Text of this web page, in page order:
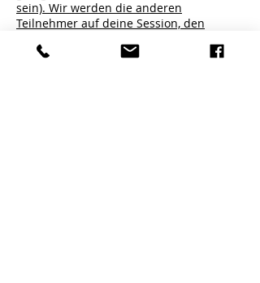
sein). Wir werden die anderen
Teilnehmer auf deine Session, den
Viel Spass und Erfolg beim Austausch mit